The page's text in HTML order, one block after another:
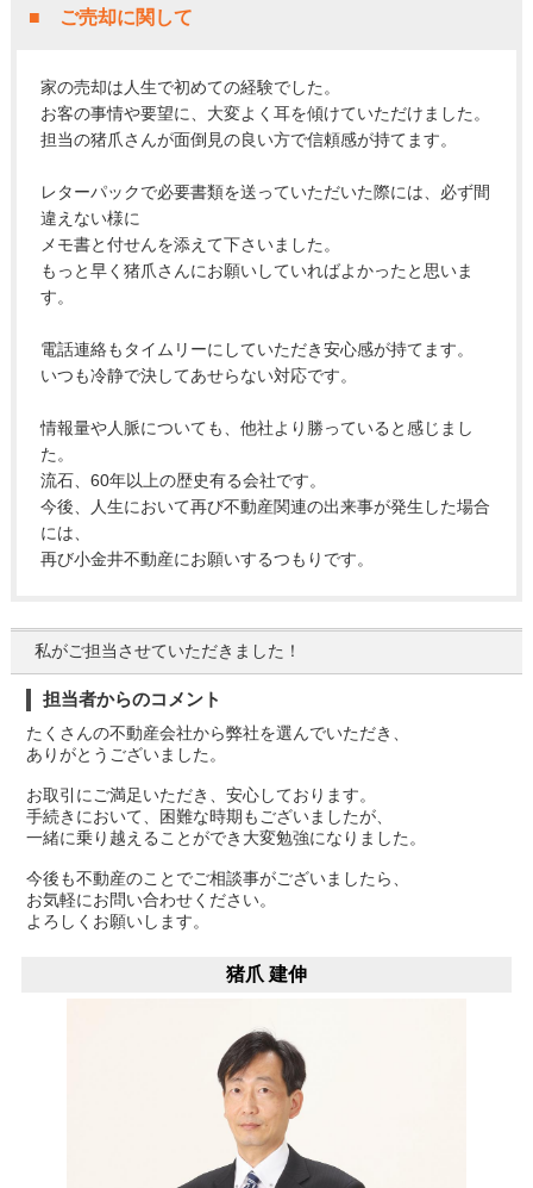
■ ご売却に関して
家の売却は人生で初めての経験でした。
お客の事情や要望に、大変よく耳を傾けていただけました。
担当の猪爪さんが面倒見の良い方で信頼感が持てます。
レターパックで必要書類を送っていただいた際には、必ず間
違えない様に
メモ書と付せんを添えて下さいました。
もっと早く猪爪さんにお願いしていればよかったと思いま
す。
電話連絡もタイムリーにしていただき安心感が持てます。
いつも冷静で決してあせらない対応です。
情報量や人脈についても、他社より勝っていると感じまし
た。
流石、60年以上の歴史有る会社です。
今後、人生において再び不動産関連の出来事が発生した場合
には、
再び小金井不動産にお願いするつもりです。
私がご担当させていただきました！
担当者からのコメント
たくさんの不動産会社から弊社を選んでいただき、
ありがとうございました。
お取引にご満足いただき、安心しております。
手続きにおいて、困難な時期もございましたが、
一緒に乗り越えることができ大変勉強になりました。
今後も不動産のことでご相談事がございましたら、
お気軽にお問い合わせください。
よろしくお願いします。
猪爪 建伸